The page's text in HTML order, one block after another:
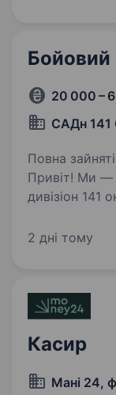
20 000 –
САДн
Повна
Привіт! Ми —
дивізіон 141
бореться за
2 дні тому
Касир
Мані 24,